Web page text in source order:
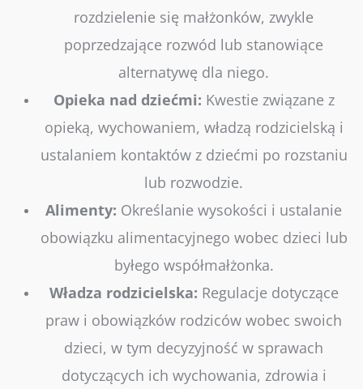
rozdzielenie się małżonków, zwykle
poprzedzające rozwód lub stanowiące
alternatywę dla niego.
Opieka nad dziećmi: Kwestie związane z
opieką, wychowaniem, władzą rodzicielską i
ustalaniem kontaktów z dziećmi po rozstaniu
lub rozwodzie.
Alimenty: Określanie wysokości i ustalanie
obowiązku alimentacyjnego wobec dzieci lub
byłego współmałżonka.
Władza rodzicielska: Regulacje dotyczące
praw i obowiązków rodziców wobec swoich
dzieci, w tym decyzyjność w sprawach
dotyczących ich wychowania, zdrowia i